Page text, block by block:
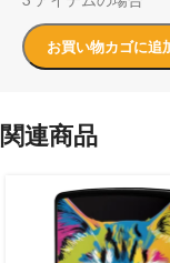
お買い物カゴに追
関連商品